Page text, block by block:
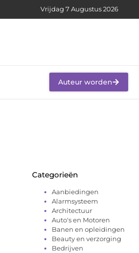
Vrijdag 7 Augustus 2026
Auteur worden
Categorieën
Aanbiedingen
Alarmsysteem
Architectuur
Auto's en Motoren
Banen en opleidingen
Beauty en verzorging
Bedrijven